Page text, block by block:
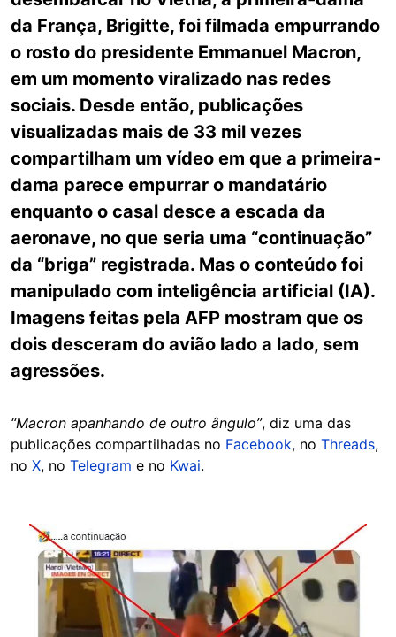
da França, Brigitte, foi filmada empurrando
o rosto do presidente Emmanuel Macron,
em um momento viralizado nas redes
sociais. Desde então, publicações
visualizadas mais de 33 mil vezes
compartilham um vídeo em que a primeira-
dama parece empurrar o mandatário
enquanto o casal desce a escada da
aeronave, no que seria uma “continuação”
da “briga” registrada. Mas o conteúdo foi
manipulado com inteligência artificial (IA).
Imagens feitas pela AFP mostram que os
dois desceram do avião lado a lado, sem
agressões.
“Macron apanhando de outro ângulo”, diz uma das
publicações compartilhadas no Facebook, no Threads,
no X, no Telegram e no Kwai.
Image